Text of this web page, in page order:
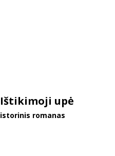
Ištikimoji upė
istorinis romanas